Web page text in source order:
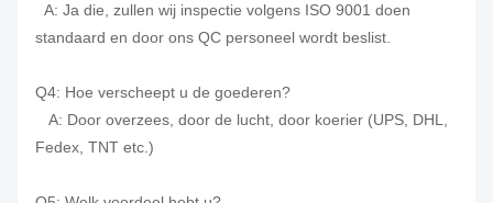
A: Ja die, zullen wij inspectie volgens ISO 9001 doen
standaard en door ons QC personeel wordt beslist.
Q4: Hoe verscheept u de goederen?
A: Door overzees, door de lucht, door koerier (UPS, DHL,
Fedex, TNT etc.)